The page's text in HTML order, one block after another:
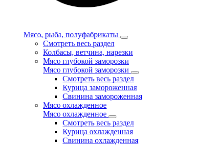
Мясо, рыба, полуфабрикаты
Смотреть весь раздел
Колбасы, ветчина, нарезки
Мясо глубокой заморозки
Мясо глубокой заморозки
Смотреть весь раздел
Курица замороженная
Свинина замороженная
Мясо охлажденное
Мясо охлажденное
Смотреть весь раздел
Курица охлажденная
Свинина охлажденная